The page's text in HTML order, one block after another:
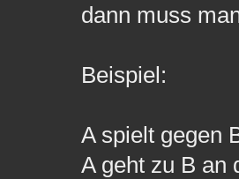
dann muss
Beispiel:
A spielt gegen
A geht zu B an